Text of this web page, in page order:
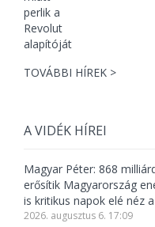
TOVÁBBI HÍREK >
A VIDÉK HÍREI
Magyar Péter: 868
erősítik Magyarország
is kritikus napok elé néz
2026. augusztus 6. 17:09